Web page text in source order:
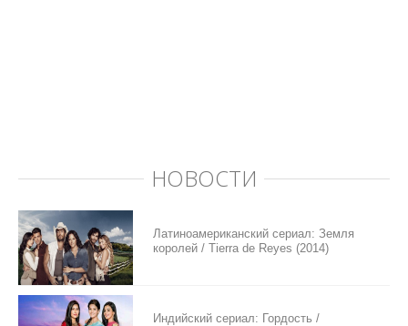
НОВОСТИ
Латиноамериканский сериал: Земля
королей / Tierra de Reyes (2014)
Индийский сериал: Гордость /